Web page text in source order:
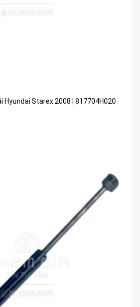
Hyundai Starex 2008 | 817704H020